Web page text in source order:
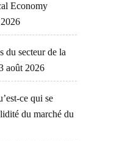
Economy
du secteur de la
août 2026
ce qui se
du marché du